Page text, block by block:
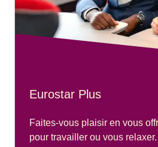
Eurostar Plus
Faites-vous plaisir en vous
pour travailler ou vous